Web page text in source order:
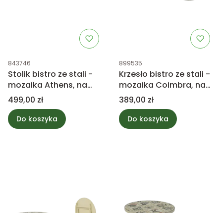
Kod produktu
843746
Stolik bistro ze stali -
mozaika Athens, na
zewnątrz
Cena
499,00 zł
Do koszyka
Kod produktu
899535
Krzesło bistro ze stali -
mozaika Coimbra, na
zewnątrz
Cena
389,00 zł
Do koszyka